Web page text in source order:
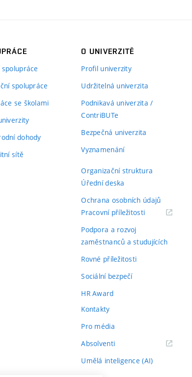
spolupráce
se školami
dohody
sítě
O UNIVERZITĚ
Profil univerzity
Udržitelná univerzita
Podnikavá univerzita /
ContriBUTe
Bezpečná univerzita
Vyznamenání
Organizační struktura
Úřední deska
Ochrana osobních údajů
Pracovní příležitosti(externí
Podpora a rozvoj
zaměstnanců a studujících
Rovné příležitosti
Sociální bezpečí
HR Award
Kontakty
Pro média
Absolventi(externí
Umělá inteligence (AI)